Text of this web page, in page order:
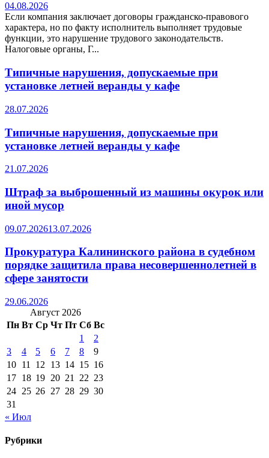
04.08.2026
Если компания заключает договоры гражданско-правового
характера, но по факту исполнитель выполняет трудовые
функции, это нарушение трудового законодательств.
Налоговые органы, Г...
Типичные нарушения, допускаемые при
установке летней веранды у кафе
28.07.2026
Типичные нарушения, допускаемые при
установке летней веранды у кафе
21.07.2026
Штраф за выброшенный из машины окурок или
иной мусор
09.07.202613.07.2026
Прокуратура Калининского района в судебном
порядке защитила права несовершеннолетней в
сфере занятости
29.06.2026
Август 2026
Пн Вт Ср Чт Пт Сб Вс
1
2
3
4 5 6 7 8
9
10 11 12 13 14 15 16
17 18 19 20 21 22 23
24 25 26 27 28 29 30
31
« Июл
Рубрики